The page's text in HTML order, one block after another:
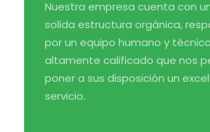
Nuestra empresa cuenta con
solida estructura orgánica,
por un equipo humano y técnico
altamente calificado que nos
poner a sus disposición un
servicio.